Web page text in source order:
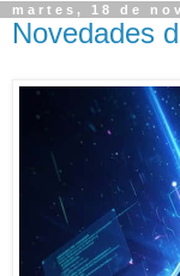
martes, 18 de
Novedades